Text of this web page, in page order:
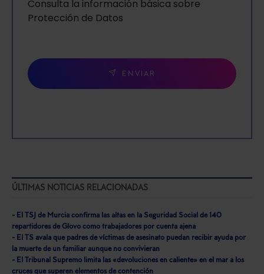
Consulta la información básica sobre
Protección de Datos
ENVIAR
ÚLTIMAS NOTICIAS RELACIONADAS
- El TSJ de Murcia confirma las altas en la Seguridad Social de 140
repartidores de Glovo como trabajadores por cuenta ajena
- El TS avala que padres de víctimas de asesinato puedan recibir ayuda por
la muerte de un familiar aunque no convivieran
- El Tribunal Supremo limita las «devoluciones en caliente» en el mar a los
cruces que superen elementos de contención